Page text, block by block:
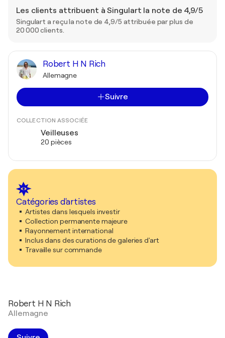
Les clients attribuent à Singulart la note de 4,9/5
Singulart a reçu la note de 4,9/5 attribuée par plus de
20 000 clients.
Robert H N Rich
Allemagne
Suivre
COLLECTION ASSOCIÉE
Veilleuses
20 pièces
Catégories d'artistes
Artistes dans lesquels investir
Collection permanente majeure
Rayonnement international
Inclus dans des curations de galeries d'art
Travaille sur commande
Robert H N Rich
Allemagne